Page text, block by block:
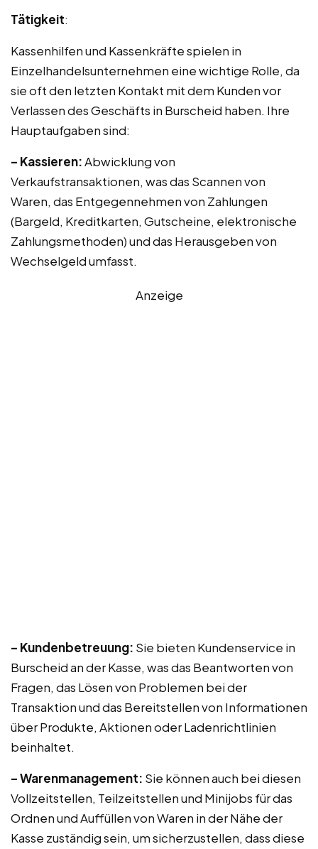
Tätigkeit:
Kassenhilfen und Kassenkräfte spielen in
Einzelhandelsunternehmen eine wichtige Rolle, da
sie oft den letzten Kontakt mit dem Kunden vor
Verlassen des Geschäfts in Burscheid haben. Ihre
Hauptaufgaben sind:
– Kassieren:Abwicklung von
Verkaufstransaktionen, was das Scannen von
Waren, das Entgegennehmen von Zahlungen
(Bargeld, Kreditkarten, Gutscheine, elektronische
Zahlungsmethoden) und das Herausgeben von
Wechselgeld umfasst.
Anzeige
– Kundenbetreuung: Sie bieten Kundenservice in
Burscheid an der Kasse, was das Beantworten von
Fragen, das Lösen von Problemen bei der
Transaktion und das Bereitstellen von Informationen
über Produkte, Aktionen oder Ladenrichtlinien
beinhaltet.
– Warenmanagement: Sie können auch bei diesen
Vollzeitstellen, Teilzeitstellen und Minijobs für das
Ordnen und Auffüllen von Waren in der Nähe der
Kasse zuständig sein, um sicherzustellen, dass diese